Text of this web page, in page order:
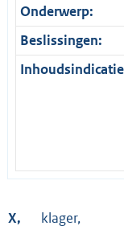
Onderwerp:
Beslissingen:
X, klager,